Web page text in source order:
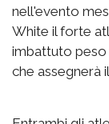
nell'evento
White il forte
imbattuto peso
che assegnerà